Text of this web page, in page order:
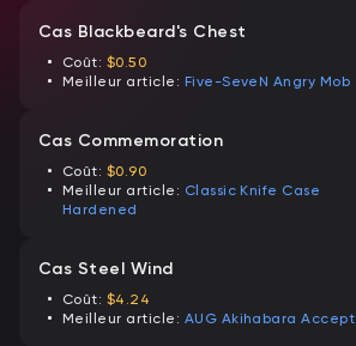
Cas Blackbeard's Chest
Coût: $0.50
Meilleur article: Five-SeveN Angry Mob
Cas Commemoration
Coût: $0.90
Meilleur article: Classic Knife Case
Hardened
Cas Steel Wind
Coût: $4.24
Meilleur article: AUG Akihabara Accept